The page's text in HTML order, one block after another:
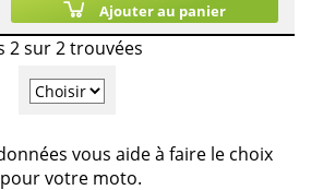
Ajouter au panier
2 sur 2 trouvées
vous aide à faire le choix
votre moto.